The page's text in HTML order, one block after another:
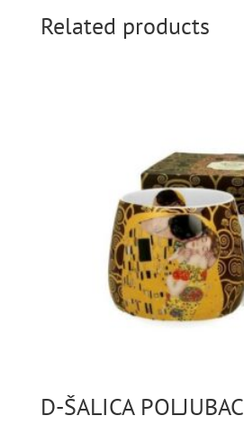
Related products
D-ŠALICA POLJUBAC